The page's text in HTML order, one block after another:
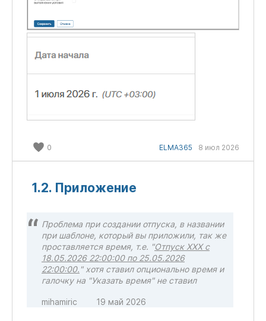
0 ELMA365 8 июл 2026
1.2. Приложение
Проблема при создании отпуска, в названии
при шаблоне, который вы приложили, так же
проставляется время, т.е. "Отпуск XXX с
18.05.2026 22:00:00 по 25.05.2026
22:00:00. " хотя ставил опционально время и
галочку на "Указать время" не ставил
mihamiric 19 май 2026